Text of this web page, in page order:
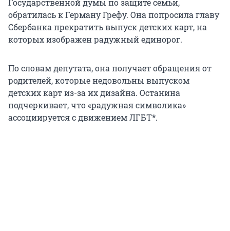
Государственной думы по защите семьи,
обратилась к Герману Грефу. Она попросила главу
Сбербанка прекратить выпуск детских карт, на
которых изображен радужный единорог.
По словам депутата, она получает обращения от
родителей, которые недовольны выпуском
детских карт из-за их дизайна. Останина
подчеркивает, что «радужная символика»
ассоциируется с движением ЛГБТ*.